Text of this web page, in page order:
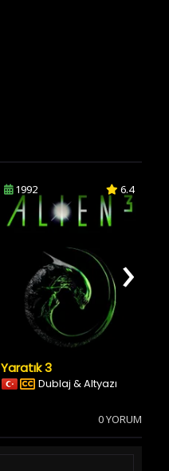
1992 6.4
Yaratık 3
Dublaj & Altyazı
›
0 YORUM